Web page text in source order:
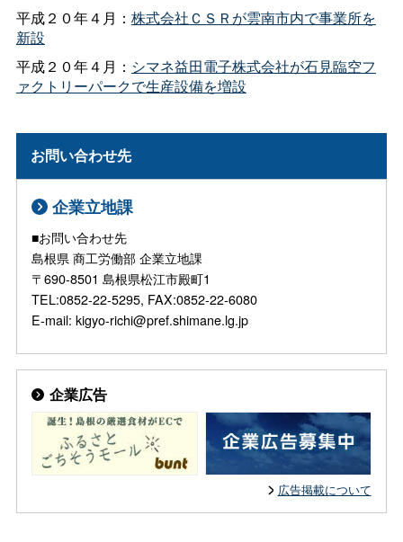
平成２０年４月： 株式会社ＣＳＲが雲南市内で事業所を
新設
平成２０年４月： シマネ益田電子株式会社が石見臨空フ
ァクトリーパークで生産設備を増設
お問い合わせ先
企業立地課
■お問い合わせ先
島根県 商工労働部 企業立地課
〒690-8501 島根県松江市殿町1
TEL:0852-22-5295, FAX:0852-22-6080
E-mail: kigyo-richi@pref.shimane.lg.jp
企業広告
広告掲載について